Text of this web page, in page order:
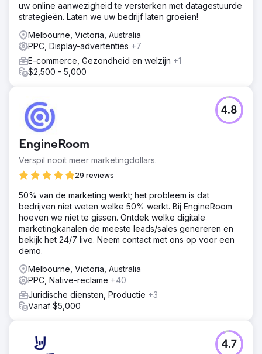
uw online aanwezigheid te versterken met datagestuurde
strategieën. Laten we uw bedrijf laten groeien!
Melbourne, Victoria, Australia
PPC, Display-advertenties +7
E-commerce, Gezondheid en welzijn +1
$2,500 - 5,000
EngineRoom
Verspil nooit meer marketingdollars.
29 reviews
4.8
50% van de marketing werkt; het probleem is dat
bedrijven niet weten welke 50% werkt. Bij EngineRoom
hoeven we niet te gissen. Ontdek welke digitale
marketingkanalen de meeste leads/sales genereren en
bekijk het 24/7 live. Neem contact met ons op voor een
demo.
Melbourne, Victoria, Australia
PPC, Native-reclame +40
Juridische diensten, Productie +3
Vanaf $5,000
4.7